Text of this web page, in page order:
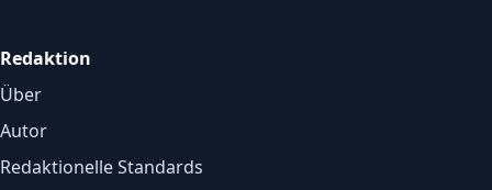
Redaktion
Über
Autor
Redaktionelle Standards